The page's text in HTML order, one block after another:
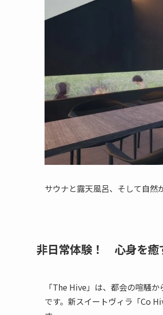
サウナと露天風呂、そして自然
非日常体験！ 心身を癒
「The Hive」は、都会の喧騒
です。新スイートヴィラ「Co